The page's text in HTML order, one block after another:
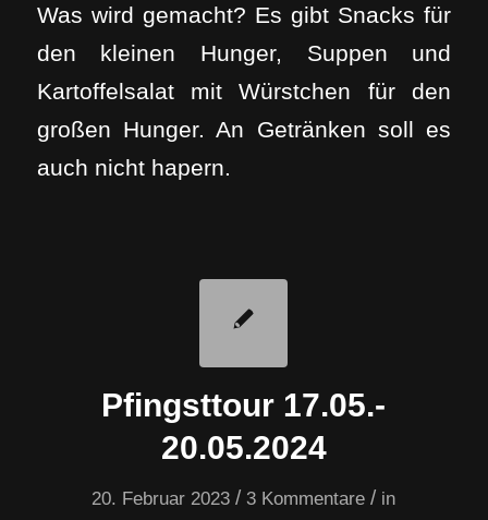
Was wird gemacht? Es gibt Snacks für
den kleinen Hunger, Suppen und
Kartoffelsalat mit Würstchen für den
großen Hunger. An Getränken soll es
auch nicht hapern.
Pfingsttour 17.05.-
20.05.2024
20. Februar 2023 / 3 Kommentare / in